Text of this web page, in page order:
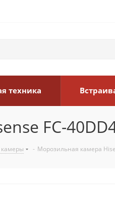
техника
FC-
- Морозильная камера